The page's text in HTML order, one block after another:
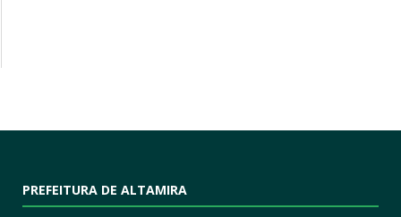
PREFEITURA DE ALTAMIRA